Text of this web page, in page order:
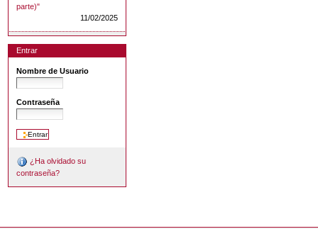
parte)"
11/02/2025
Entrar
Nombre de Usuario
Contraseña
¿Ha olvidado su
contraseña?